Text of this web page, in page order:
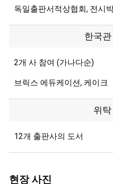
독일출판서적상협회, 전시
한국
2개 사 참여 (가나다순)
브릭스 에듀케이션, 케이크
위탁
12개 출판사의 도서
현장 사진